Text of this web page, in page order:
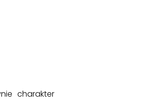
charakter